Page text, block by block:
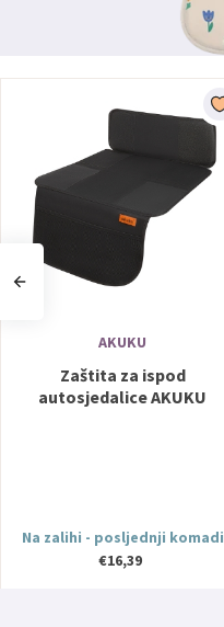
AKUKU
Zaštita za ispod
autosjedalice AKUKU
Na zalihi - posljednji komadi
€16,39